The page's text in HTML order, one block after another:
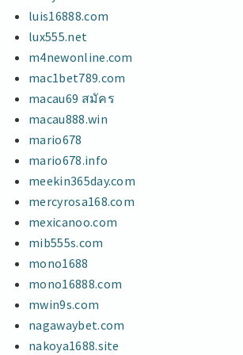
luis16888.com
lux555.net
m4newonline.com
mac1bet789.com
macau69 สมัคร
macau888.win
mario678
mario678.info
meekin365day.com
mercyrosa168.com
mexicanoo.com
mib555s.com
mono1688
mono16888.com
mwin9s.com
nagawaybet.com
nakoya1688.site